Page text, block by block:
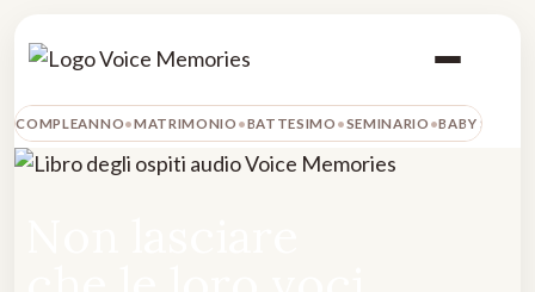
COMPLEANNO MATRIMONIO BATTESIMO SEMINARIO BABY